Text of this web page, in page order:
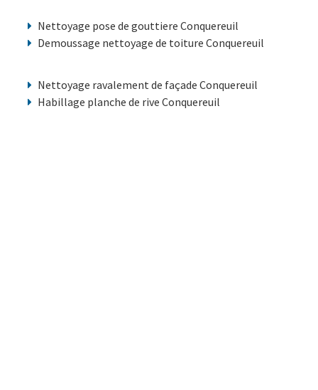
Nettoyage pose de gouttiere Conquereuil
Demoussage nettoyage de toiture Conquereuil
Nettoyage ravalement de façade Conquereuil
Habillage planche de rive Conquereuil